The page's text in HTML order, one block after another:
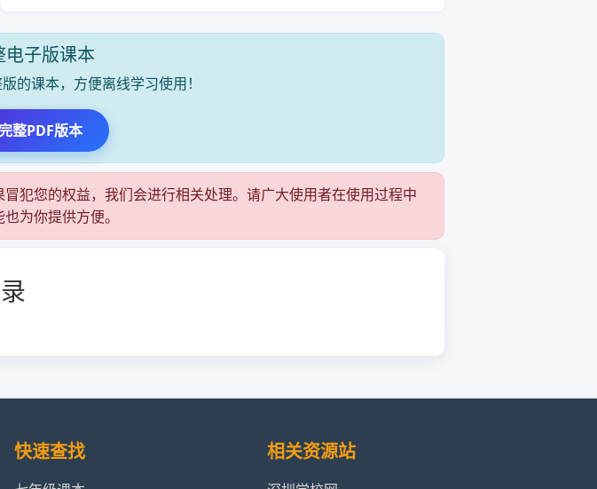
电子版课本
的课本，方便离线学习使用！
整PDF版本
犯您的权益，我们会进行相关处理。请广大使用者在使用过程中
为你提供方便。
快速查找 相关资源站